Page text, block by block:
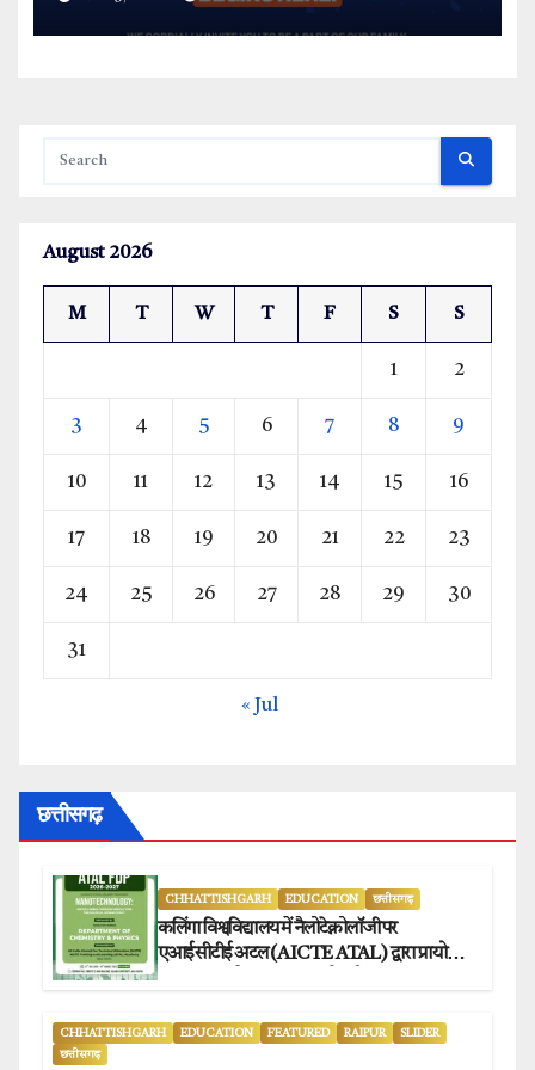
August 2026
M T W T F S S
1 2
3 4 5 6 7 8 9
10 11 12 13 14 15 16
17 18 19 20 21 22 23
24 25 26 27 28 29 30
31
« Jul
छत्तीसगढ़
CHHATTISHGARH EDUCATION छत्तीसगढ़
कलिंगा विश्वविद्यालय में नैलोटेक्नोलॉजी पर
एआईसीटीई अटल (AICTE ATAL) द्वारा प्रायोजित
CHHATTISHGARH EDUCATION FEATURED RAIPUR
SLIDER
छत्तीसगढ़